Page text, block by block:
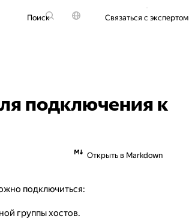
Поиск Связаться с экспертом
подключения к
Открыть в Markdown
подключиться:
группы хостов.